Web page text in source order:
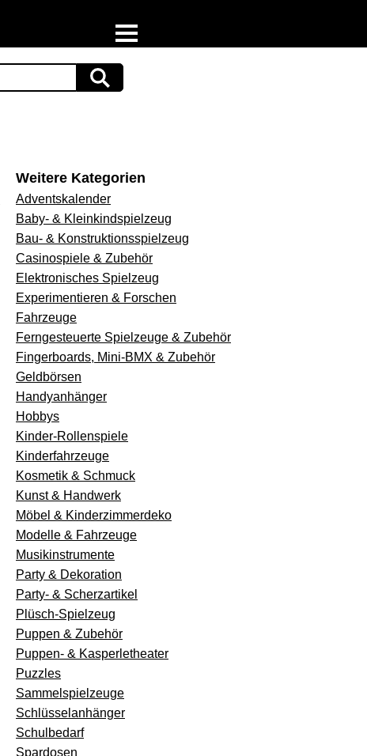
Support & Newsletter
Presse
Datenschutz
Impressum
Weitere Kategorien
Adventskalender
Baby- & Kleinkindspielzeug
Bau- & Konstruktionsspielzeug
Casinospiele & Zubehör
Elektronisches Spielzeug
Experimentieren & Forschen
Fahrzeuge
Ferngesteuerte Spielzeuge & Zubehör
Fingerboards, Mini-BMX & Zubehör
Geldbörsen
Handyanhänger
Hobbys
Kinder-Rollenspiele
Kinderfahrzeuge
Kosmetik & Schmuck
Kunst & Handwerk
Möbel & Kinderzimmerdeko
Modelle & Fahrzeuge
Musikinstrumente
Party & Dekoration
Party- & Scherzartikel
Plüsch-Spielzeug
Puppen & Zubehör
Puppen- & Kasperletheater
Puzzles
Sammelspielzeuge
Schlüsselanhänger
Schulbedarf
Spardosen